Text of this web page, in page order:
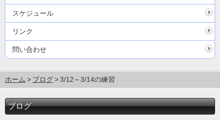
スケジュール
リンク
問い合わせ
ホーム ブログ 3/12～3/14の練習
ブログ